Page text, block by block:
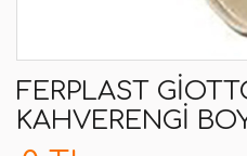
FERPLAST
KAHVERENGI